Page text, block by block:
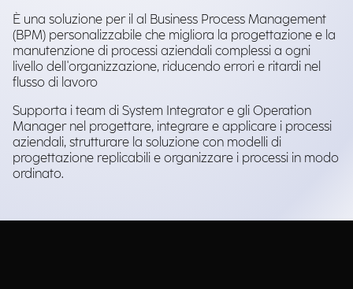
È una soluzione per il al Business Process Management
(BPM) personalizzabile che migliora la progettazione e la
manutenzione di processi aziendali complessi a ogni
livello dell'organizzazione, riducendo errori e ritardi nel
flusso di lavoro
Supporta i team di System Integrator e gli Operation
Manager nel progettare, integrare e applicare i processi
aziendali, strutturare la soluzione con modelli di
progettazione replicabili e organizzare i processi in modo
ordinato.